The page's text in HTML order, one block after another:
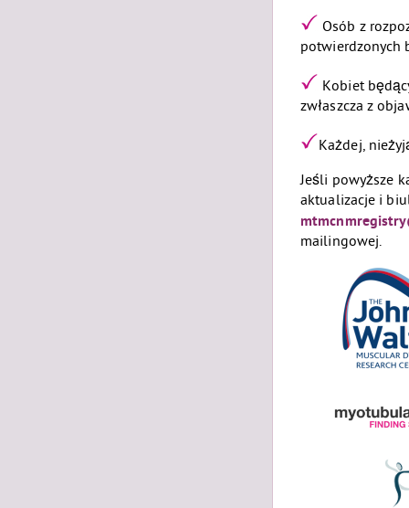
Osób z
potwierdzonych
Kobiet
zwłaszcza z
Każdej,
Jeśli powyższe
aktualizacje i
mailingowej.